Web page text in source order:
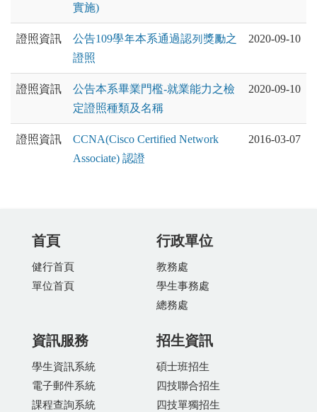
實施)
證照資訊
公告109學年本系通過認列獎勵之
證照
2020-09-10
證照資訊
公告本系畢業門檻-就業能力之檢
定證照種類及名稱
2020-09-10
證照資訊
CCNA(Cisco Certified Network
Associate) 認證
2016-03-07
首頁
健行首頁
單位首頁
行政單位
教務處
學生事務處
總務處
資訊服務
學生資訊系統
電子郵件系統
課程查詢系統
招生資訊
碩士班招生
四技聯合招生
四技單獨招生